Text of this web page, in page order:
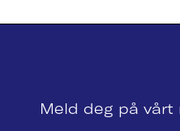
Meld deg på vårt